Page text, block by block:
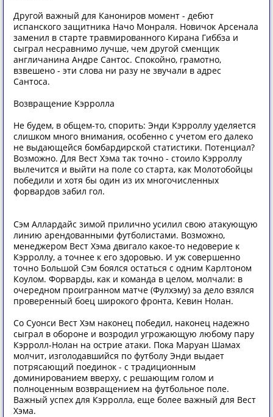
Другой важный для Канониров момент - дебют
испанского защитника Начо Монраля. Новичок Арсенала
заменил в старте травмированного Кирана Гиббза и
сыграл несравнимо лучше, чем другой сменщик
англичанина Андре Сантос. Спокойно, грамотно,
взвешено - эти слова ни разу не звучали в адрес
Сантоса.
Возвращение Кэрролла
Не будем, в общем-то, спорить: Энди Кэрроллу уделяется
слишком много внимания, особенно с учетом его далеко
не выдающейся бомбардирской статистики. Потенциал?
Возможно. Для Вест Хэма так точно - стоило Кэрроллу
вылечится и выйти на поле со старта, как Молотобойцы
победили и хотя бы один из их многочисленных
форвардов забил гол.
Сэм Аллардайс зимой прилично усилил свою атакующую
линию арендованными футболистами. Возможно,
менеджером Вест Хэма двигало какое-то недоверие к
Кэрроллу, а точнее к его здоровью. И уж совершенно
точно Большой Сэм боялся остаться с одним Карлтоном
Коулом. Форварды, как и команда в целом, молчали: в
очередном проигранном матче (Фулхэму) за дело взялся
проверенный боец широкого фронта, Кевин Нолан.
Со Суонси Вест Хэм наконец победил, наконец надежно
сыграл в обороне и возродил угрожающую любому пару
Кэрролл-Нолан на острие атаки. Пока Маруан Шамах
молчит, изголодавшийся по футболу Энди выдает
потрясающий поединок - с традиционным
доминированием вверху, с решающим голом и
полноценным возвращением на футбольное поле.
Важный успех для Кэрролла, еще более важный для Вест
Хэма.